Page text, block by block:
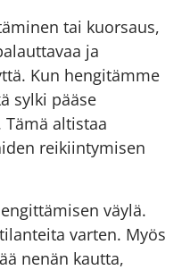
tai kuorsaus,
ja
Kun hengitämme
sylki pääse
altistaa
reikiintymisen
väylä.
varten. Myös
nenän kautta,